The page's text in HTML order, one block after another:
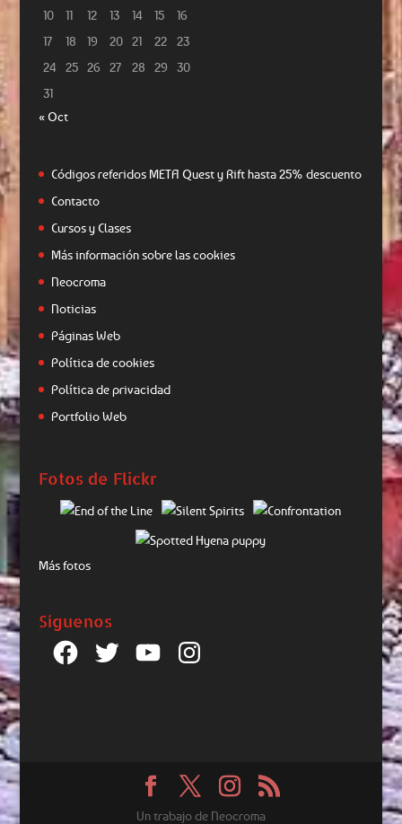
10
11 12 13 14 15
16
17
18 19 20 21 22
23
24
25 26 27 28 29
30
31
« Oct
Códigos referidos META Quest y Rift hasta 25% descuento
Contacto
Cursos y Clases
Más información sobre las cookies
Neocroma
Noticias
Páginas Web
Política de cookies
Política de privacidad
Portfolio Web
Fotos de Flickr
Más fotos
Síguenos
FacebookTwitter YouTubeInstagram
Un trabajo de Neocroma